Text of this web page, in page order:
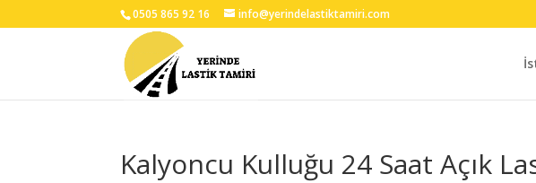
0505 865 92 16 info@yerindelastiktamiri.com
Kalyoncu Kulluğu 24 Saat Açık